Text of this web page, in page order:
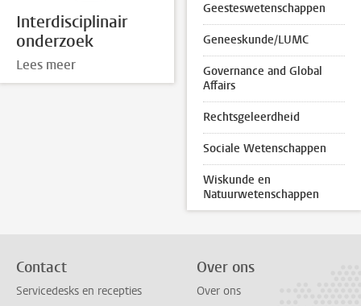
Interdisciplinair
onderzoek
Lees meer
Geesteswetenschappen
Geneeskunde/LUMC
Governance and Global
Affairs
Rechtsgeleerdheid
Sociale Wetenschappen
Wiskunde en
Natuurwetenschappen
Contact
Servicedesks en recepties
Over ons
Over ons